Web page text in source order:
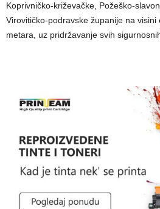
Koprivničko-križevačke, Požeško-
Virovitičko-podravske županije na
metara, uz pridržavanje svih